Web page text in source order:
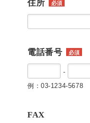
住所 必須
電話番号 必須
-
例：03-1234-5678
FAX